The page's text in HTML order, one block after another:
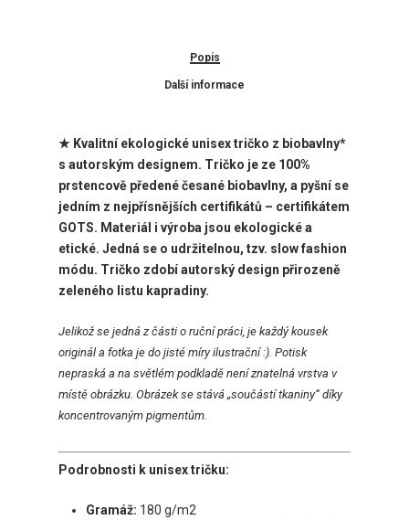
Popis
Další informace
★ Kvalitní ekologické unisex tričko z biobavlny*
s autorským designem. Tričko je ze 100%
prstencově předené česané biobavlny, a pyšní se
jedním z nejpřísnějších certifikátů – certifikátem
GOTS. Materiál i výroba jsou ekologické a
etické. Jedná se o udržitelnou, tzv. slow fashion
módu. Tričko zdobíautorský design přirozeně
zeleného listu kapradiny.
Jelikož se jedná z části o ruční práci, je každý kousek
originál a fotka je do jisté míry ilustrační :). Potisk
nepraská a na světlém podkladě není znatelná vrstva v
místě obrázku. Obrázek se stává „součástí tkaniny“ díky
koncentrovaným pigmentům.
Podrobnosti k unisex tričku:
Gramáž: 180 g/m2